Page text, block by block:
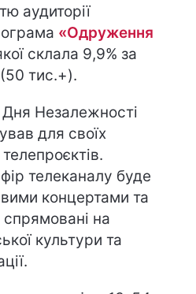
аудиторії
«Одруження
склала 9,9% за
тис.+).
Незалежності
для своїх
телеканалу буде
концертами та
на
культури та